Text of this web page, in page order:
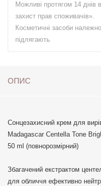
Можливі протягом 14 днів
захист прав споживачів».
Косметичні засоби
підлягають
ОПИС
Сонцезахисний крем для
Madagascar Centella Tone
50 ml (повнорозмірний)
Збагачений екстрактом
для обличчя ефективно